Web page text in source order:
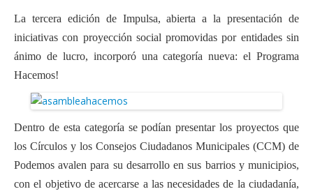
La tercera edición de Impulsa, abierta a la presentación de
iniciativas con proyección social promovidas por entidades sin
ánimo de lucro, incorporó una categoría nueva: el Programa
Hacemos!
Dentro de esta categoría se podían presentar los proyectos que
los Círculos y los Consejos Ciudadanos Municipales (CCM) de
Podemos avalen para su desarrollo en sus barrios y municipios,
con el objetivo de acercarse a las necesidades de la ciudadanía,